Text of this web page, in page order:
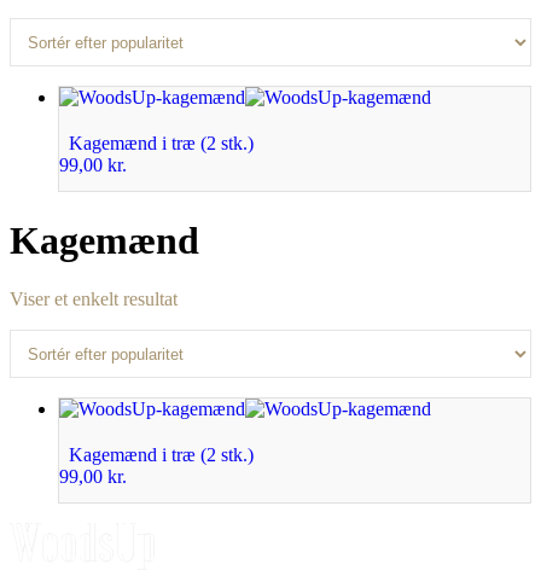
Kagemænd i træ (2 stk.)
99,00 kr.
Kagemænd
Viser et enkelt resultat
Kagemænd i træ (2 stk.)
99,00 kr.